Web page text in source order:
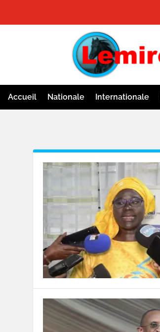
Accueil Nationale Internationale